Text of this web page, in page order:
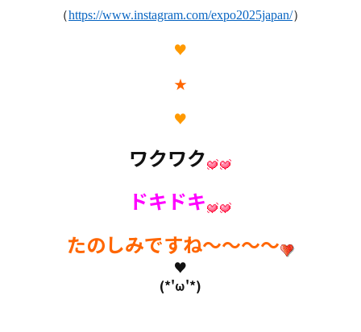
（https://www.instagram.com/expo2025japan/）
♥
★
♥
ワクワク
ドキドキ
たのしみですね～～～～
♥
(*'ω'*)